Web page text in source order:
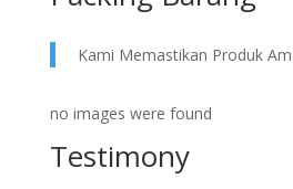
Kami Memastikan Produk
no images were found
Testimony